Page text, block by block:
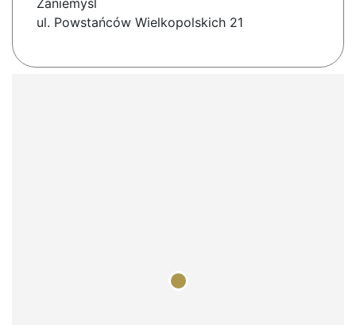
Zaniemyśl
ul. Powstańców Wielkopolskich 21